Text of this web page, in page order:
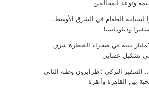
وتوعد للمخالفين
لسياحة الطعام في الشرق الأوسط..
هيدرو.. يقدر بحوالي 1,4مليار جنيه في صحراء القنطرة شرق
تشكيل عصابي
السفير التركى : طرابزون وطنه الثاني
بين القاهرة وأنقرة